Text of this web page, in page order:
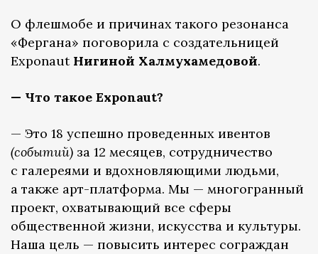
О флешмобе и причинах такого резонанса
«Фергана» поговорила с создательницей
Exponaut Нигиной Халмухамедовой.
— Что такое Exponaut?
— Это 18 успешно проведенных ивентов
(событий) за 12 месяцев, сотрудничество
с галереями и вдохновляющими людьми,
а также арт-платформа. Мы — многогранный
проект, охватывающий все сферы
общественной жизни, искусства и культуры.
Наша цель — повысить интерес сограждан